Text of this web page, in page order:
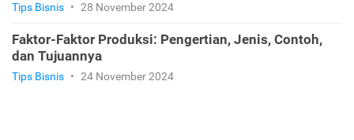
Tips Bisnis • 28 November 2024
Faktor-Faktor Produksi: Pengertian, Jenis, Contoh,
dan Tujuannya
Tips Bisnis • 24 November 2024